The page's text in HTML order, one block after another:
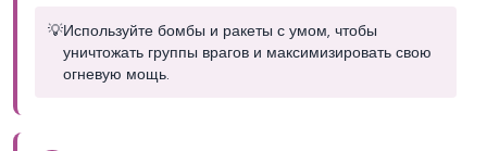
💡Используйте бомбы и ракеты с умом, чтобы
уничтожать группы врагов и максимизировать свою
огневую мощь.